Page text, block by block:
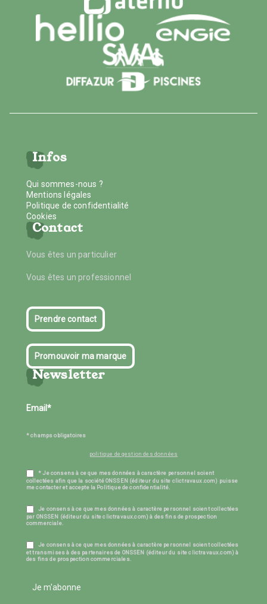
Infos
Qui sommes-nous ?
Mentions légales
Politique de confidentialité
Cookies
Contact
Vous êtes un particulier
Vous êtes un professionnel
Prendre contact
Promouvoir ma marque
Newsletter
* champs obligatoires
politique de gestion des données
* Je consens à ce que mes données à caractère personnel soient
collectées afin que la société ONSSEN (éditeur du site clictravaux.com) puisse
me contacter et accepte la Politique de confidentialité.
Je consens à ce que mes données à caractère personnel soient collectées
par ONSSEN (éditeur du site clictravaux.com) à des fins de prospection
commerciale.
Je consens à ce que mes données à caractère personnel soient collectées
et transmises à des partenaires de ONSSEN (éditeur du site clictravaux.com) à
des fins de prospection commerciales.
Je m'abonne